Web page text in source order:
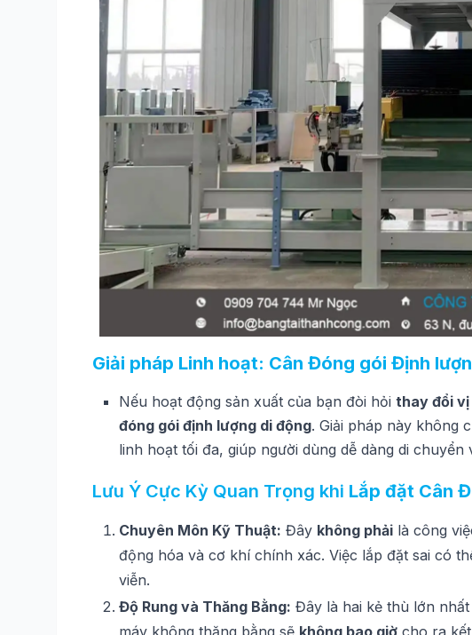
Giải pháp Linh hoạt: Cân Đóng gói Định
Nếu hoạt động sản xuất của bạn đòi hỏi thay đổi
đóng gói định lượng di động. Giải pháp này không
linh hoạt tối đa, giúp người dùng dễ dàng di
Lưu Ý Cực Kỳ Quan Trọng khi Lắp đặt Cân
Chuyên Môn Kỹ Thuật: Đây không phải là công
động hóa và cơ khí chính xác. Việc lắp đặt sai có
viễn.
Độ Rung và Thăng Bằng: Đây là hai kẻ thù lớn
máy không thăng bằng sẽ không bao giờ cho ra